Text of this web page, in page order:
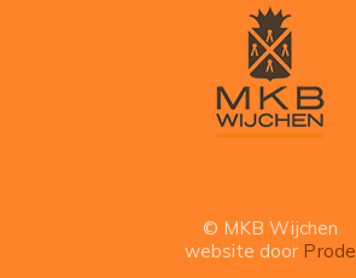
© MKB Wijchen
website door Prode